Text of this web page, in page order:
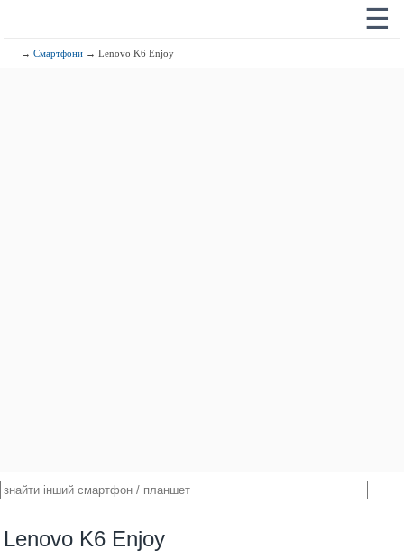
☰
→Смартфони → Lenovo K6 Enjoy
Lenovo K6 Enjoy